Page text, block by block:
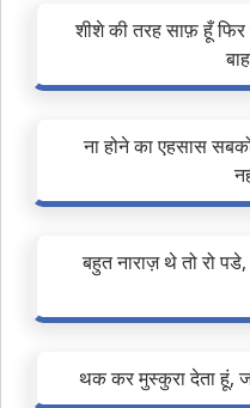
शीशे की तरह साफ़ हूँ
ना होने का एहसास
बहुत नाराज़ थे तो रो
थक कर मुस्कुरा देता हूं,